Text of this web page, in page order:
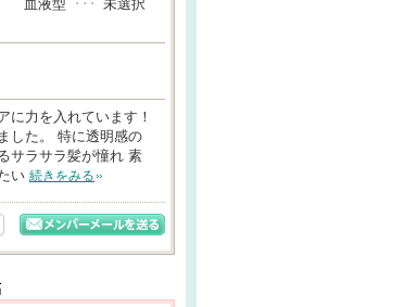
血液型 ･･･ 未選択
に力を入れています！
した。 特に透明感の
サラサラ髪が憧れ 素
い 続きをみる